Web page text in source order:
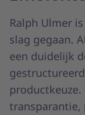
Ralph Ulmer
slag gegaan.
een duidelijk
transparantie,